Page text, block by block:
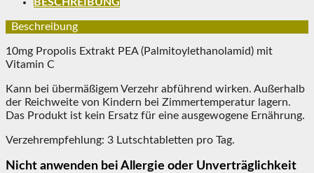
Beschreibung
10mg Propolis Extrakt PEA (Palmitoylethanolamid) mit
Vitamin C
Kann bei übermäßigem Verzehr abführend wirken. Außerhalb
der Reichweite von Kindern bei Zimmertemperatur lagern.
Das Produkt ist kein Ersatz für eine ausgewogene Ernährung.
Verzehrempfehlung: 3 Lutschtabletten pro Tag.
Nicht anwenden bei Allergie oder Unverträglichkeit